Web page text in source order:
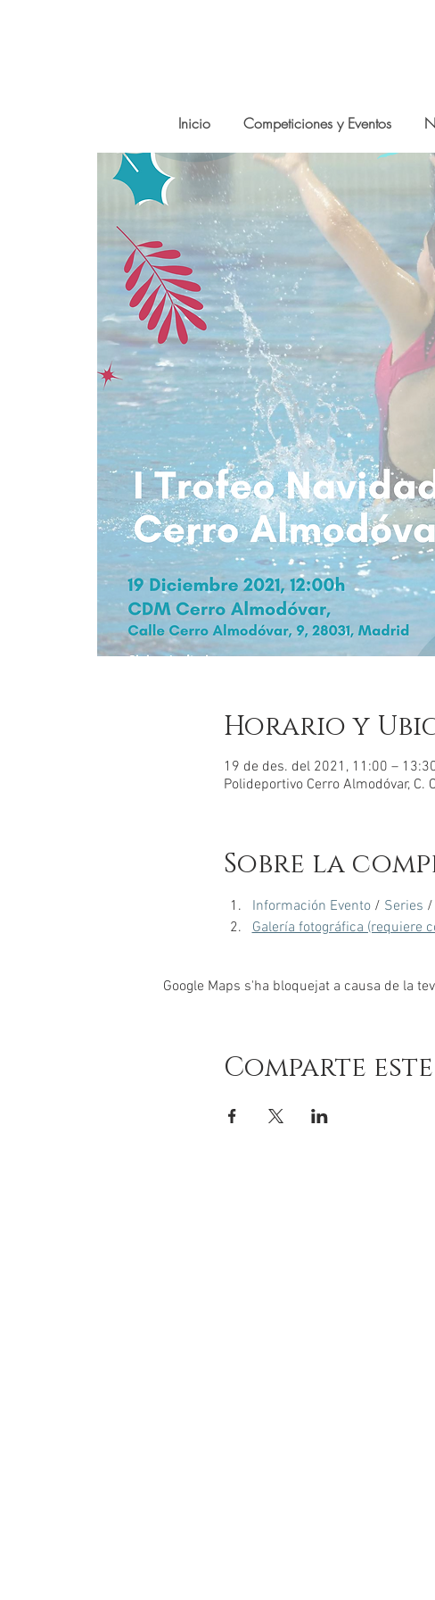
Inicio Competiciones y Eventos
Horario y
19 de des. del 2021, 11:00 –
Polideportivo Cerro Almodóvar, C.
Sobre la
Información Evento / Series /
Galería fotográfica (requiere
Google Maps s'ha bloquejat a causa de la
Comparte